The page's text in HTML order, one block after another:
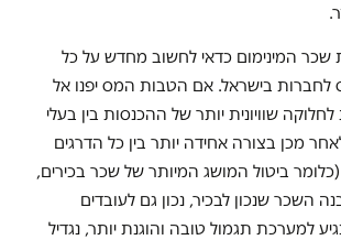
שכר המינימום כדאי לחשוב מחדש על כל
בישראל. אם הטבות המס יפנו אל
שוויונית יותר של ההכנסות בין בעלי
מכן בצורה אחידה יותר בין כל הדרגים
ביטול המושג המיותר של שכר בכירים,
השכר שנכון לבכיר, נכון גם לעובדים
למערכת תגמול טובה והוגנת יותר, נגדיל